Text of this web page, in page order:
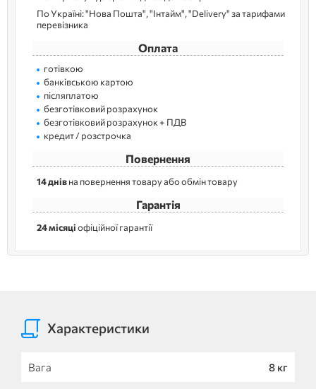
По Україні: "Нова Пошта", "Інтайм", "Delivery" за тарифами
перевізника
Оплата
готівкою
банківською картою
післяплатою
безготівковий розрахунок
безготівковий розрахунок + ПДВ
кредит / розстрочка
Повернення
14 днівна повернення товару або обмін товару
Гарантія
24 місяціофіційної гарантії
Характеристики
Вага 8 кг